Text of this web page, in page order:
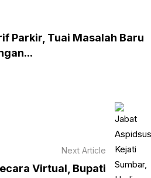
Parkir, Tuai Masalah Baru
Next Article
Virtual, Bupati